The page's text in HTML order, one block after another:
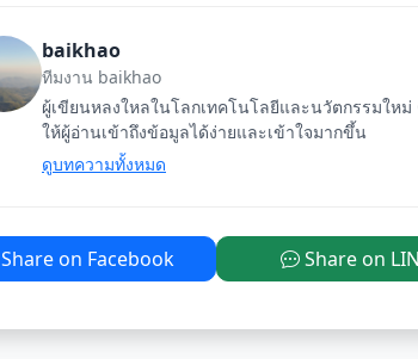
baikhao
ทีมงาน baikhao
ผู้เขียนหลงใหลในโลกเทคโนโลยีและนวัตกรรมให
ให้ผู้อ่านเข้าถึงข้อมูลได้ง่ายและเข้าใจมากขึ้น
ดูบทความทั้งหมด
Share on Facebook Share on